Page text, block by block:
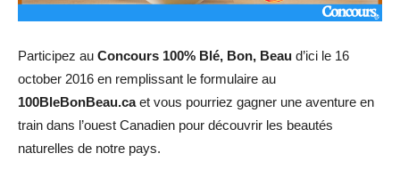
Participez au Concours 100% Blé, Bon, Beau d’ici le 16
october 2016 en remplissant le formulaire au
100BleBonBeau.caet vous pourriez gagner une aventure en
train dans l’ouest Canadien pour découvrir les beautés
naturelles de notre pays.